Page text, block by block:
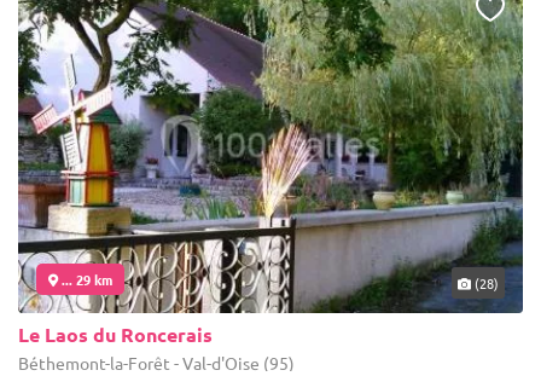
... 29 km (28)
Le Laos du Roncerais
Béthemont-la-Forêt - Val-d'Oise (95)